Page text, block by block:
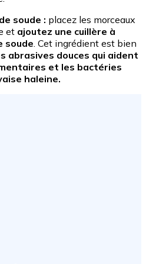
soude : placez les morceaux
et ajoutez une cuillère à
soude. Cet ingrédient est bien
abrasives douces qui aident
et les bactéries
haleine.